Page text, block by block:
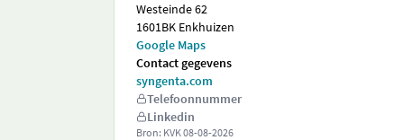
Westeinde 62
1601BK Enkhuizen
Google Maps
Contact gegevens
syngenta.com
Telefoonnummer
Linkedin
Bron: KVK08-08-2026